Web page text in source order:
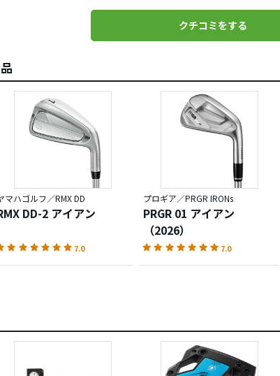
クチコミをする
マハゴルフ／RMX DD
DD-2 アイアン
7.0
プロギア／PRGR IRONs
PRGR 01 アイアン
（2026）
7.0